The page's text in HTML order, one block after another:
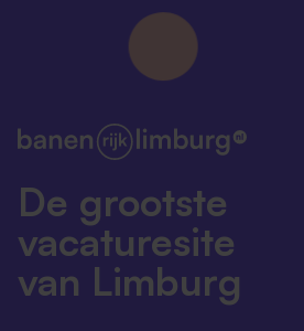
De grootste
vacaturesite
van Limburg